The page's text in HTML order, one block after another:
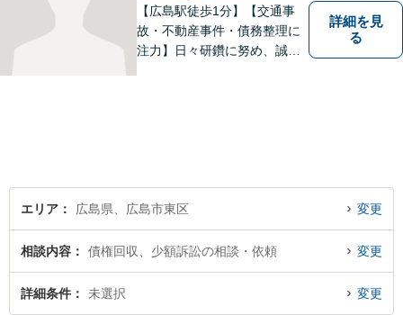
【広島駅徒歩1分】【交通事
故・不動産事件・債務整理に
注力】日々研鑽に努め、誠実
詳細を見
る
エリア 広島県、広島市東区 変更
相談内容 債権回収、少額訴訟の相談・依頼 変更
詳細条件 未選択 変更